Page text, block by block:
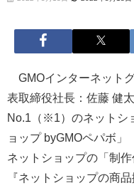
GMOインターネット
表取締役社長：佐藤 健
No.1（※1）のネットシ
ョップ byGMOペパボ」
ネットショップの「制
『ネットショップの商